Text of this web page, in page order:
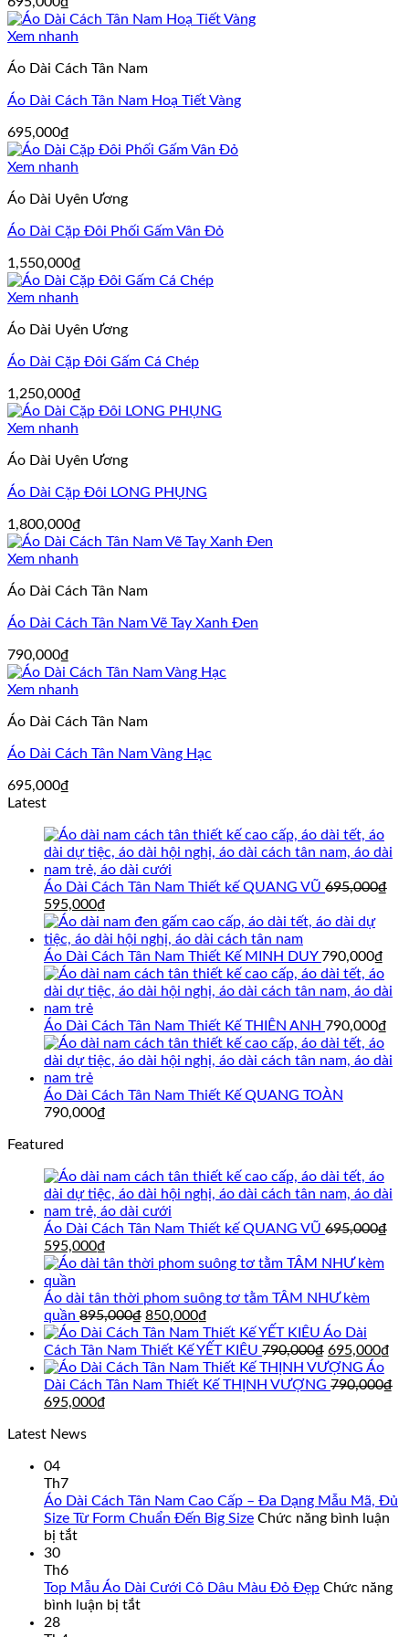
Xem nhanh
Áo Dài Cách Tân Nam
Áo Dài Cách Tân Nam Hoạ Tiết Vàng
695,000₫
Xem nhanh
Áo Dài Uyên Ương
Áo Dài Cặp Đôi Phối Gấm Vân Đỏ
1,550,000₫
Xem nhanh
Áo Dài Uyên Ương
Áo Dài Cặp Đôi Gấm Cá Chép
1,250,000₫
Xem nhanh
Áo Dài Uyên Ương
Áo Dài Cặp Đôi LONG PHỤNG
1,800,000₫
Xem nhanh
Áo Dài Cách Tân Nam
Áo Dài Cách Tân Nam Vẽ Tay Xanh Đen
790,000₫
Xem nhanh
Áo Dài Cách Tân Nam
Áo Dài Cách Tân Nam Vàng Hạc
695,000₫
Latest
Áo Dài Cách Tân Nam Thiết kế QUANG VŨ 695,000₫
Giá
gốc
là:
695,000₫.
595,000₫
hiện
tại
là:
595,000₫.
Áo Dài Cách Tân Nam Thiết Kế MINH DUY 790,000₫
Áo Dài Cách Tân Nam Thiết Kế THIÊN ANH 790,000₫
Áo Dài Cách Tân Nam Thiết Kế QUANG TOÀN
790,000₫
Featured
Áo Dài Cách Tân Nam Thiết kế QUANG VŨ 695,000₫
Giá
gốc
là:
695,000₫.
595,000₫
hiện
là:
595,000₫.
Áo dài tân thời phom suông tơ tằm TÂM NHƯ kèm
quần 895,000₫ Giá
gốc
là:
895,000₫.
850,000₫
hiện
tại
là:
850,000₫.
Áo Dài
Cách Tân Nam Thiết Kế YẾT KIÊU 790,000₫ Giá
gốc
là:
695,000₫
tại
Áo
Dài Cách Tân Nam Thiết Kế THỊNH VƯỢNG 790,000₫
Giá
là:
695,000₫
Latest News
04
Th7
Áo Dài Cách Tân Nam Cao Cấp – Đa Dạng Mẫu Mã, Đủ
Size Từ Form Chuẩn Đến Big Size Chức năng bình luận
bị tắtở
Cách
Tân
30
Th6
Top Mẫu Áo Dài Cưới Cô Dâu Màu Đỏ Đẹp Chức năng
bình luận bị tắtở
28